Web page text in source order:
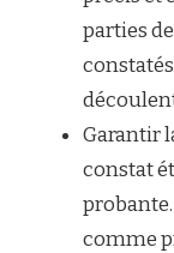
parties
Garantir
constat
comme